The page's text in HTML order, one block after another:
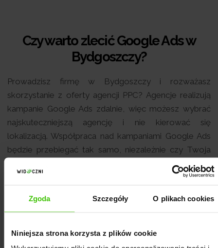
Zgoda Szczegóły O plikach cookies
Niniejsza strona korzysta z plików cookie
Czy warto zlecić Google Ads w
Bydgoszczy?
Prowadzisz firmę w Bydgoszczy i rozważasz
skorzystanie z oferty agencji PPC? Agencje realizują
kampanie Google Ads zdalnie, więc możesz wybrać
najskuteczniejszą agencję i nie kierować się
lokalizacją. Współpraca nad kampaniami Google Ads
będzie przebiegać tak samo, niezależnie czy Twoja
okolica to Bydgoszcz, czy też miasto na drugim końcu
Polski.
Czego się spodziewać, gdy planujesz
reklamować firmę z Bydgoszczy w Google Ads?